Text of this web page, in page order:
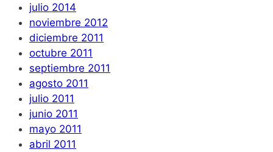
julio 2014
noviembre 2012
diciembre 2011
octubre 2011
septiembre 2011
agosto 2011
julio 2011
junio 2011
mayo 2011
abril 2011